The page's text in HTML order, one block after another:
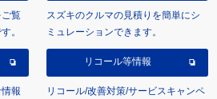
覧
。
スズキのクルマの見積りを簡単にシ
ミュレーションできます。
報
リコール等情報
リコール/改善対策/サービスキャンペ